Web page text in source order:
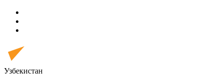
Узбекистан